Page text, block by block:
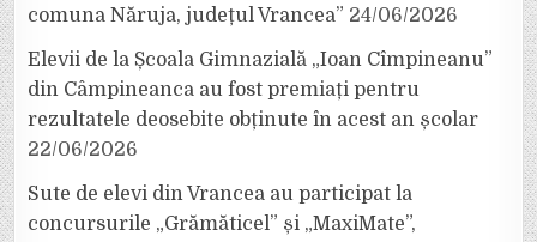
comuna Năruja, județul Vrancea” 24/06/2026
Elevii de la Școala Gimnazială „Ioan Cîmpineanu”
din Câmpineanca au fost premiați pentru
rezultatele deosebite obținute în acest an școlar
22/06/2026
Sute de elevi din Vrancea au participat la
concursurile „Grămăticel” și „MaxiMate”,